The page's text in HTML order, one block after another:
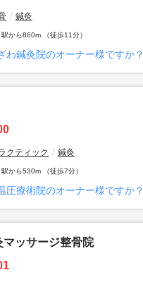
鍼灸
から860m （徒歩11分）
わ鍼灸院のオーナー様ですか？
クティック 鍼灸
から530m （徒歩7分）
圧療術院のオーナー様ですか？
ッサージ整骨院